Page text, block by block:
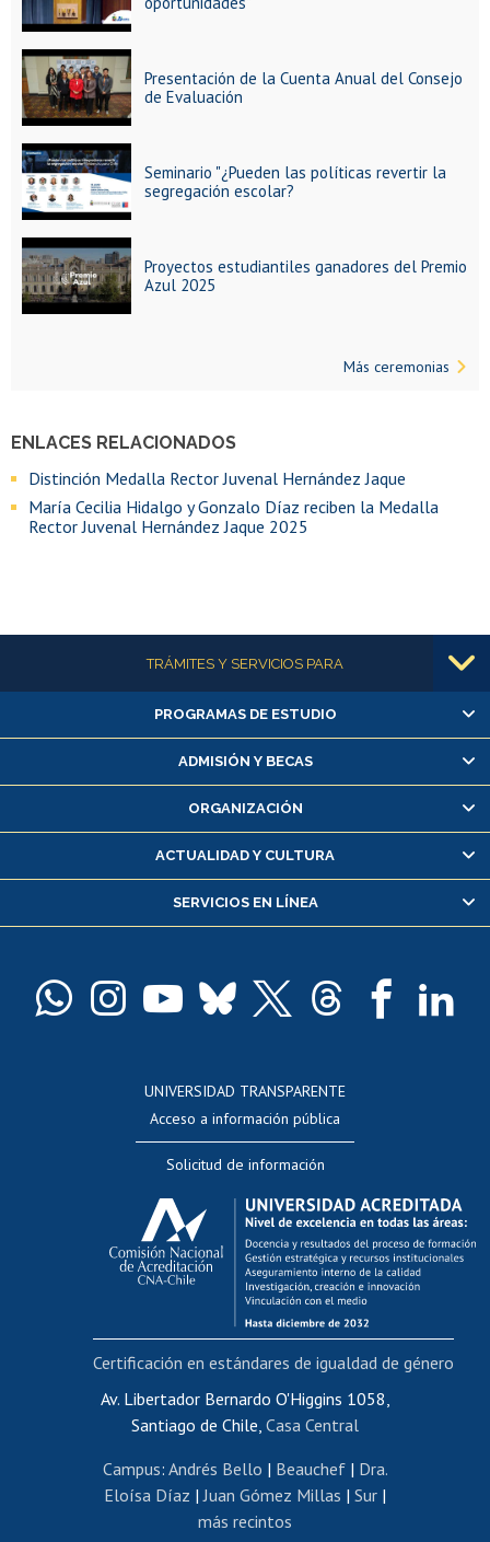
Presentación de la Cuenta Anual del Consejo
de Evaluación
Seminario "¿Pueden las políticas revertir la
segregación escolar?
Proyectos estudiantiles ganadores del Premio
Azul 2025
Más ceremonias
ENLACES RELACIONADOS
Distinción Medalla Rector Juvenal Hernández Jaque
María Cecilia Hidalgo y Gonzalo Díaz reciben la Medalla
Rector Juvenal Hernández Jaque 2025
Más informaciónTRÁMITES Y SERVICIOS PARA
Alumnas/os y exalumnas/os
Matrícula en línea
Inscripción y cambio de asignaturas
Consulta y certificado de notas
Servicio médico y dental
Pago de arancel y crédito alumnos
Docentes
Evaluación docente
Calificación académica
Postulación al AUCAI
Funcionarias/os
Cursos internos de capacitación
Bienestar del personal
Portal de movilidad interna
Certificado de renta
Certificado de renta honorarios
Editar páginas blancas
Extranjeras/os
PROGRAMAS DE ESTUDIO
ADMISIÓN Y BECAS
ORGANIZACIÓN
ACTUALIDAD Y CULTURA
SERVICIOS EN LÍNEA
UNIVERSIDAD TRANSPARENTE
Acceso a información pública
Solicitud de información
Av. Libertador Bernardo O'Higgins 1058,
Santiago de Chile, Casa Central
Campus: Andrés Bello | Beauchef| Dra.
Eloísa Díaz |Juan Gómez Millas | Sur |
más recintos
Certificación en estándares de igualdad de género